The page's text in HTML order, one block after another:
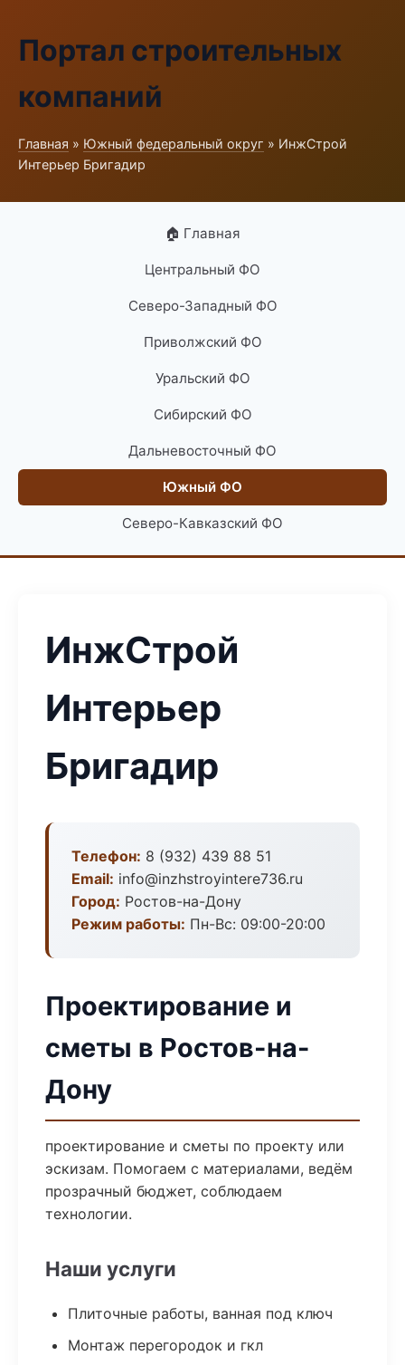
Портал строительных
компаний
Главная » Южный федеральный округ » ИнжСтрой
Интерьер Бригадир
🏠 Главная
Центральный ФО
Северо-Западный ФО
Приволжский ФО
Уральский ФО
Сибирский ФО
Дальневосточный ФО
Южный ФО
Северо-Кавказский ФО
ИнжСтрой
Интерьер
Бригадир
Телефон: 8 (932) 439 88 51
Email: info@inzhstroyintere736.ru
Город: Ростов-на-Дону
Режим работы: Пн-Вс: 09:00-20:00
Проектирование и
сметы в Ростов-на-
Дону
проектирование и сметы по проекту или
эскизам. Помогаем с материалами, ведём
прозрачный бюджет, соблюдаем
технологии.
Наши услуги
Плиточные работы, ванная под ключ
Монтаж перегородок и гкл